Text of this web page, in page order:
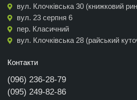
вул. Клочківська 30 (книжковий
вул. 23 серпня 6
пер. Класичний
вул. Клочківська 28 (райський
Контакти
(096) 236-28-79
(095) 249-82-86